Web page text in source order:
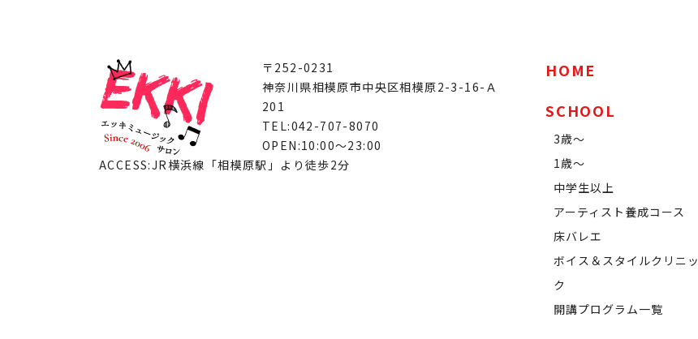
〒252-0231
神奈川県相模原市中央区相模原2-3-16-Ａ
201
TEL:042-707-8070
OPEN:10:00～23:00
ACCESS:JR横浜線「相模原駅」より徒歩2分
HOME
SCHOOL
3歳～
1歳～
中学生以上
アーティスト養成コース
床バレエ
ボイス＆スタイルクリニッ
ク
開講プログラム一覧